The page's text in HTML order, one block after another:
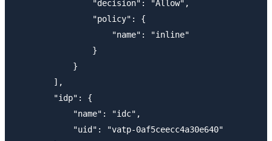
                "decision": "Allow",
                "policy": {
                    "name": "inline"
                }
            }
        ],
        "idp": {
            "name": "idc",
            "uid": "vatp-0af5ceecc4a30e640"